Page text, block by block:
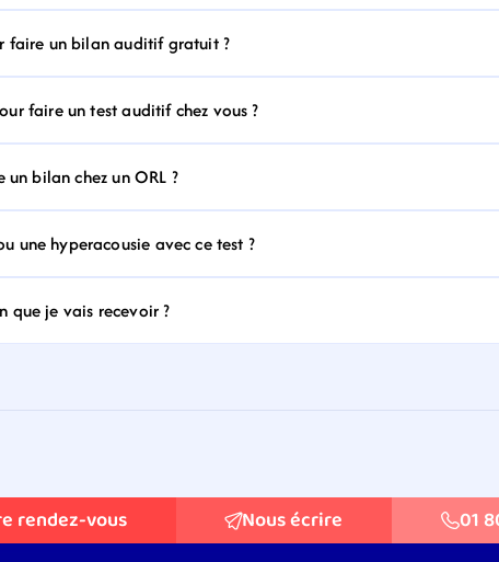
faire un bilan auditif gratuit ?
faire un test auditif chez vous ?
un bilan chez un ORL ?
une hyperacousie avec ce test ?
que je vais recevoir ?
rendez-vous Nous écrire 01